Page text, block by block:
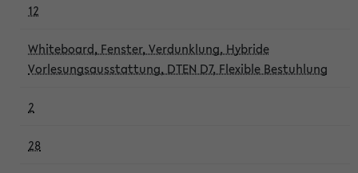
12
Whiteboard, Fenster, Verdunklung, Hybride
Vorlesungsausstattung, DTEN D7, Flexible Bestuhlung
2
28